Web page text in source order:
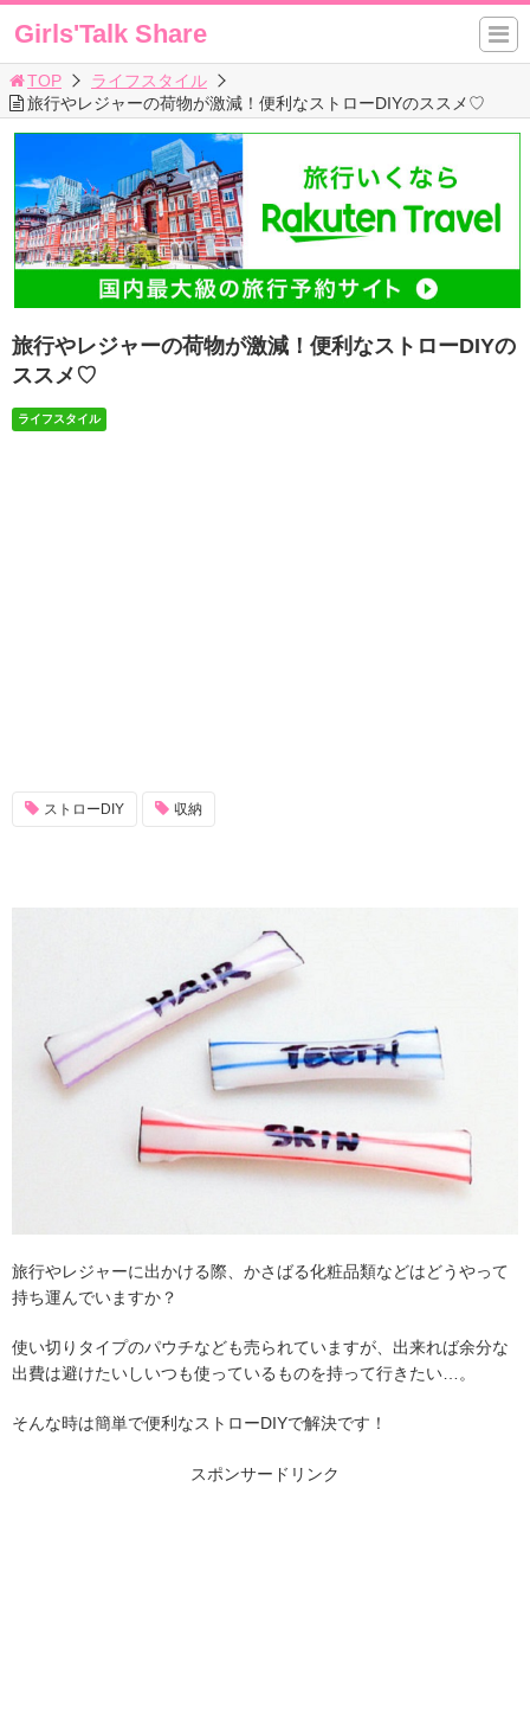
Girls'Talk Share
TOP
ライフスタイル
旅行やレジャーの荷物が激減！便利なストローDIYのススメ♡
旅行やレジャーの荷物が激減！便利なストローDIYの
ススメ♡
ライフスタイル
ストローDIY 収納
旅行やレジャーに出かける際、かさばる化粧品類などはどうやって
持ち運んでいますか？
使い切りタイプのパウチなども売られていますが、出来れば余分な
出費は避けたいしいつも使っているものを持って行きたい…。
そんな時は簡単で便利なストローDIYで解決です！
スポンサードリンク